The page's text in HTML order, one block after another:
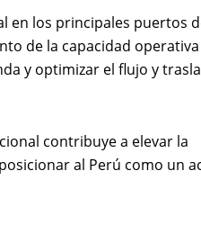
en los principales puertos
de la capacidad
y optimizar el flujo y
contribuye a elevar la
al Perú como un